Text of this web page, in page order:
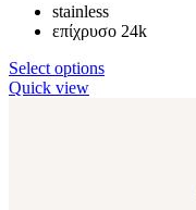
stainless
επίχρυσο 24k
Select options
Quick view